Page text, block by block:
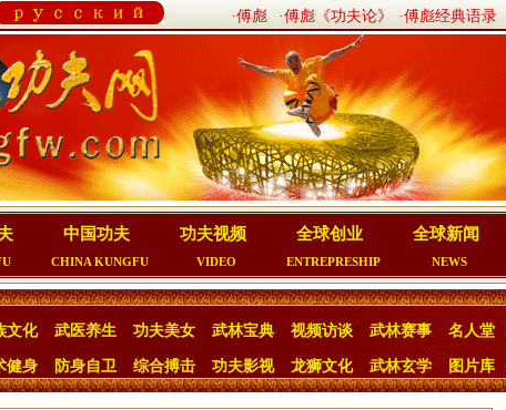
·傅彪 ·傅彪《功夫论》 ·傅彪经典语录
中国功夫
CHINA KUNGFU
功夫视频
VIDEO
全球创业
ENTREPRESHIP
全球新闻
NEWS
文化 武医养生 功夫美女 武林宝典 视频访谈 武林赛事 名人堂
健身 防身自卫 综合搏击 功夫影视 龙狮文化 武林玄学 图片库